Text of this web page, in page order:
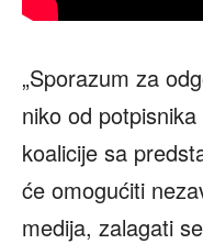
„Sporazum za
niko od
koalicije sa
će omogućiti
medija, zalagati